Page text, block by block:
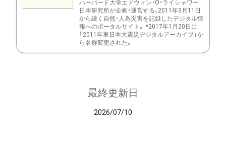
ハーバード大学エドウィン・O・ライシャワー
日本研究所が企画・運営する、2011年3月11日
から続く自然・人為災害を記録したデジタル情
報へのポータルサイト。 *2017年1月20日に
「2011年東日本大震災デジタルアーカイブ」か
ら名称変更された。
最終更新日
2026/07/10